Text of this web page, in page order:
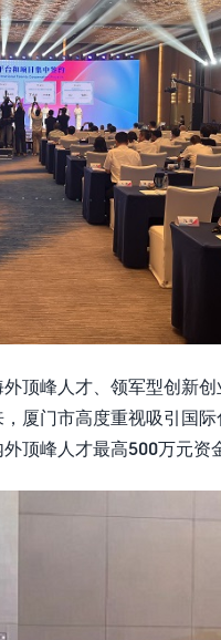
顶峰人才、领军型创新
厦门市高度重视吸引国
顶峰人才最高500万元